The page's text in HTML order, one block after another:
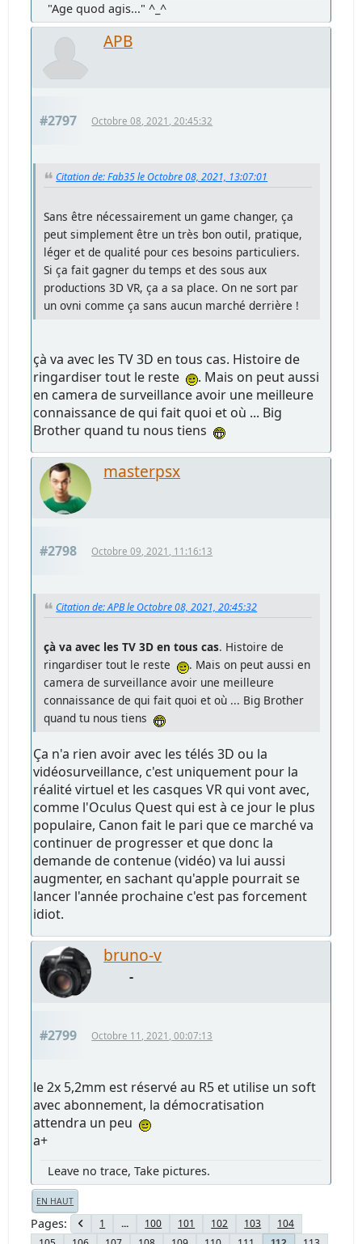
"Age quod agis..." ^_^
APB
#2797 Octobre 08, 2021, 20:45:32
Citation de: Fab35 le Octobre 08, 2021, 13:07:01
Sans être nécessairement un game changer, ça
peut simplement être un très bon outil, pratique,
léger et de qualité pour ces besoins particuliers.
Si ça fait gagner du temps et des sous aux
productions 3D VR, ça a sa place. On ne sort par
un ovni comme ça sans aucun marché derrière !
çà va avec les TV 3D en tous cas. Histoire de
ringardiser tout le reste
. Mais on peut aussi
en camera de surveillance avoir une meilleure
connaissance de qui fait quoi et où ... Big
Brother quand tu nous tiens
masterpsx
#2798 Octobre 09, 2021, 11:16:13
Citation de: APB le Octobre 08, 2021, 20:45:32
çà va avec les TV 3D en tous cas. Histoire de
ringardiser tout le reste
. Mais on peut aussi en
camera de surveillance avoir une meilleure
connaissance de qui fait quoi et où ... Big Brother
quand tu nous tiens
Ça n'a rien avoir avec les télés 3D ou la
vidéosurveillance, c'est uniquement pour la
réalité virtuel et les casques VR qui vont avec,
comme l'Oculus Quest qui est à ce jour le plus
populaire, Canon fait le pari que ce marché va
continuer de progresser et que donc la
demande de contenue (vidéo) va lui aussi
augmenter, en sachant qu'apple pourrait se
lancer l'année prochaine c'est pas forcement
idiot.
bruno-v
-
#2799 Octobre 11, 2021, 00:07:13
le 2x 5,2mm est réservé au R5 et utilise un soft
avec abonnement, la démocratisation
attendra un peu
a+
Leave no trace, Take pictures.
EN HAUT
Pages 1 ... 100 101 102 103
104